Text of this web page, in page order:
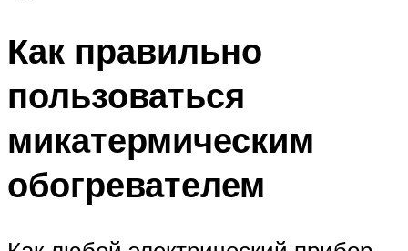
Как правильно
пользоваться
микатермическим
обогревателем